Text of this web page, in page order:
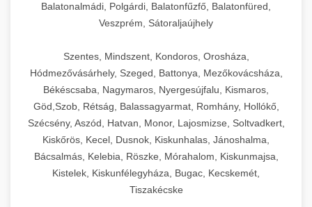
Balatonalmádi, Polgárdi, Balatonfűzfő, Balatonfüred,
Veszprém, Sátoraljaújhely
Szentes, Mindszent, Kondoros, Orosháza,
Hódmezővásárhely, Szeged, Battonya, Mezőkovácsháza,
Békéscsaba, Nagymaros, Nyergesújfalu, Kismaros,
Göd,Szob, Rétság, Balassagyarmat, Romhány, Hollókő,
Szécsény, Aszód, Hatvan, Monor, Lajosmizse, Soltvadkert,
Kiskőrös, Kecel, Dusnok, Kiskunhalas, Jánoshalma,
Bácsalmás, Kelebia, Röszke, Mórahalom, Kiskunmajsa,
Kistelek, Kiskunfélegyháza, Bugac, Kecskemét,
Tiszakécske